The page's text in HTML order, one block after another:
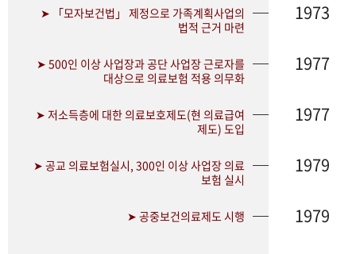
➤ 「모자보건법」 제정으로 가족계획사업의
법적 근거 마련
1973
➤ 500인 이상 사업장과 공단 사업장 근로자를
대상으로 의료보험 적용 의무화
1977
➤ 저소득층에 대한 의료보호제도(현 의료급여
제도) 도입
1977
➤ 공교 의료보험실시, 300인 이상 사업장 의료
보험 실시
1979
➤ 공중보건의료제도 시행 1979